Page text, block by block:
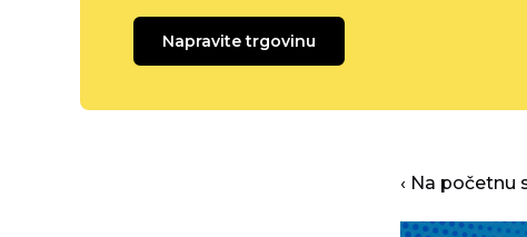
Napravite trgovinu
‹ Na početnu